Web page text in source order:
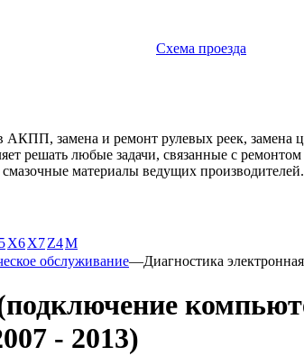
Схема проезда
АКПП, замена и ремонт рулевых реек,
решать любые задачи, связанные с
материалы ведущих производителей.
X6X7Z4М
обслуживание—Диагностика
- 2013)